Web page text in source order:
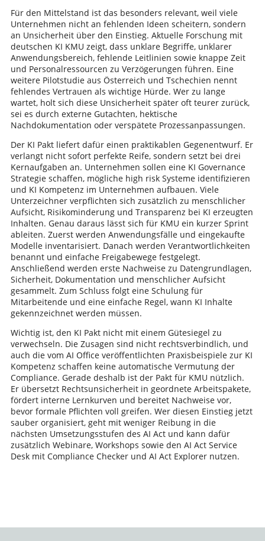
Für den Mittelstand ist das besonders relevant, weil viele
Unternehmen nicht an fehlenden Ideen scheitern, sondern
an Unsicherheit über den Einstieg. Aktuelle Forschung mit
deutschen KI KMU zeigt, dass unklare Begriffe, unklarer
Anwendungsbereich, fehlende Leitlinien sowie knappe Zeit
und Personalressourcen zu Verzögerungen führen. Eine
weitere Pilotstudie aus Österreich und Tschechien nennt
fehlendes Vertrauen als wichtige Hürde. Wer zu lange
wartet, holt sich diese Unsicherheit später oft teurer zurück,
sei es durch externe Gutachten, hektische
Nachdokumentation oder verspätete Prozessanpassungen.
Der KI Pakt liefert dafür einen praktikablen Gegenentwurf. Er
verlangt nicht sofort perfekte Reife, sondern setzt bei drei
Kernaufgaben an. Unternehmen sollen eine KI Governance
Strategie schaffen, mögliche high risk Systeme identifizieren
und KI Kompetenz im Unternehmen aufbauen. Viele
Unterzeichner verpflichten sich zusätzlich zu menschlicher
Aufsicht, Risikominderung und Transparenz bei KI erzeugten
Inhalten. Genau daraus lässt sich für KMU ein kurzer Sprint
ableiten. Zuerst werden Anwendungsfälle und eingekaufte
Modelle inventarisiert. Danach werden Verantwortlichkeiten
benannt und einfache Freigabewege festgelegt.
Anschließend werden erste Nachweise zu Datengrundlagen,
Sicherheit, Dokumentation und menschlicher Aufsicht
gesammelt. Zum Schluss folgt eine Schulung für
Mitarbeitende und eine einfache Regel, wann KI Inhalte
gekennzeichnet werden müssen.
Wichtig ist, den KI Pakt nicht mit einem Gütesiegel zu
verwechseln. Die Zusagen sind nicht rechtsverbindlich, und
auch die vom AI Office veröffentlichten Praxisbeispiele zur KI
Kompetenz schaffen keine automatische Vermutung der
Compliance. Gerade deshalb ist der Pakt für KMU nützlich.
Er übersetzt Rechtsunsicherheit in geordnete Arbeitspakete,
fördert interne Lernkurven und bereitet Nachweise vor,
bevor formale Pflichten voll greifen. Wer diesen Einstieg jetzt
sauber organisiert, geht mit weniger Reibung in die
nächsten Umsetzungsstufen des AI Act und kann dafür
zusätzlich Webinare, Workshops sowie den AI Act Service
Desk mit Compliance Checker und AI Act Explorer nutzen.